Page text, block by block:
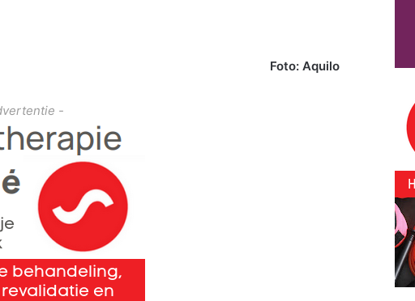
Foto: Aquilo
-